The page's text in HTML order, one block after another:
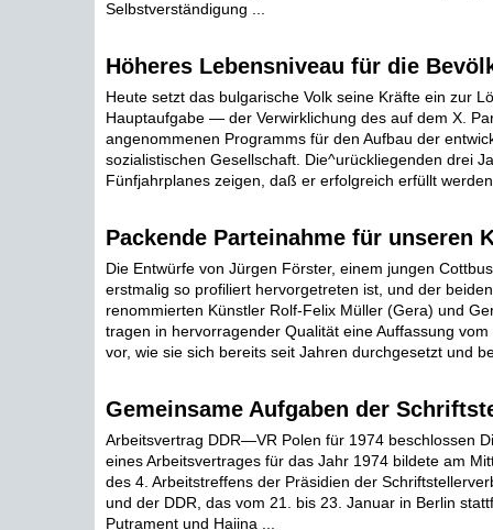
Selbstverständigung ...
Höheres Lebensniveau für die
Heute setzt das bulgarische Volk seine Kräfte ein zur
Hauptaufgabe — der Verwirklichung des auf dem X.
angenommenen Programms für den Aufbau der
sozialistischen Gesellschaft. Die^urückliegenden drei
Fünfjahrplanes zeigen, daß er erfolgreich erfüllt
Packende Parteinahme für unseren
Die Entwürfe von Jürgen Förster, einem jungen
erstmalig so profiliert hervorgetreten ist, und der
renommierten Künstler Rolf-Felix Müller (Gera) und
tragen in hervorragender Qualität eine Auffassung vom
vor, wie sie sich bereits seit Jahren durchgesetzt und
Gemeinsame Aufgaben der
Arbeitsvertrag DDR—VR Polen für 1974 beschlossen
eines Arbeitsvertrages für das Jahr 1974 bildete am
des 4. Arbeitstreffens der Präsidien der
und der DDR, das vom 21. bis 23. Januar in Berlin
Putrament und Haiina ...